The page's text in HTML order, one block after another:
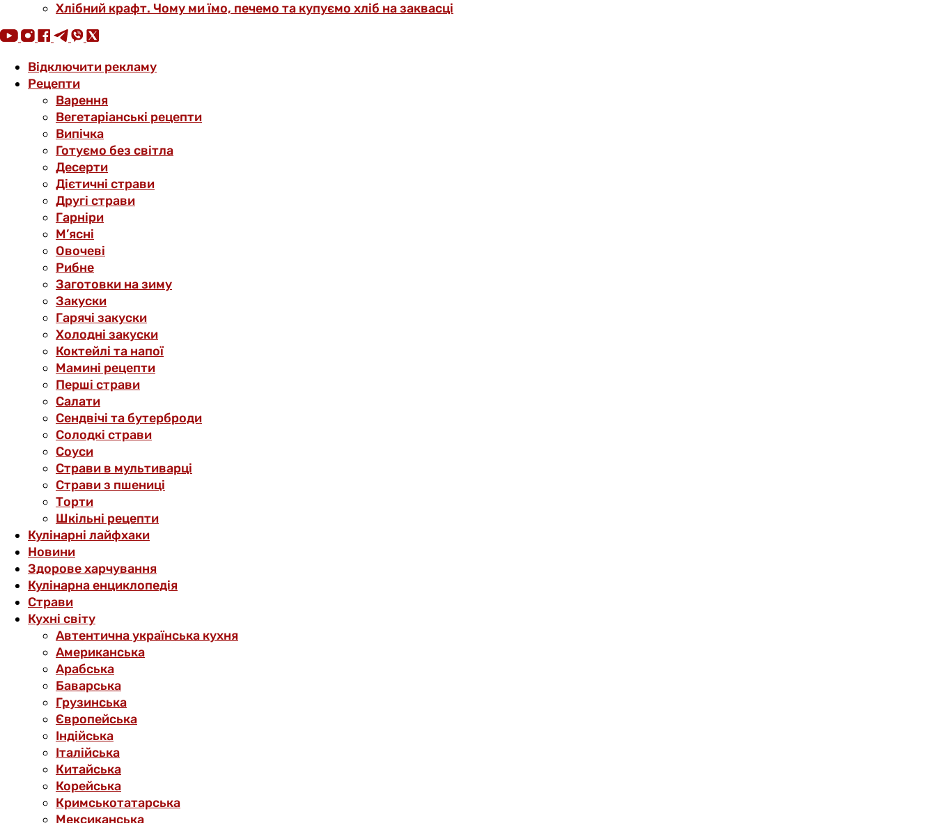
Хлібний крафт. Чому ми їмо, печемо та купуємо хліб на заквасці
Відключити рекламу
Рецепти
Варення
Вегетаріанські рецепти
Випічка
Готуємо без світла
Десерти
Дієтичні страви
Другі страви
Гарніри
М’ясні
Овочеві
Рибне
Заготовки на зиму
Закуски
Гарячі закуски
Холодні закуски
Коктейлі та напої
Мамині рецепти
Перші страви
Салати
Сендвічі та бутерброди
Солодкі страви
Соуси
Страви в мультиварці
Страви з пшениці
Торти
Шкільні рецепти
Кулінарні лайфхаки
Новини
Здорове харчування
Кулінарна енциклопедія
Страви
Кухні світу
Автентична українська кухня
Американська
Арабська
Баварська
Грузинська
Європейська
Індійська
Італійська
Китайська
Корейська
Кримськотатарська
Мексиканська